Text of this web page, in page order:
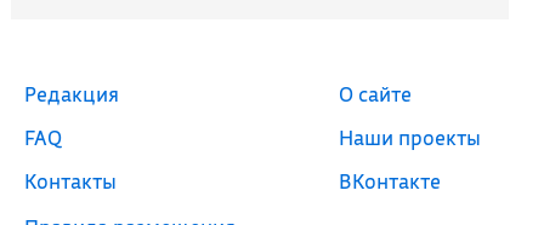
Редакция
FAQ
Контакты
О сайте
Наши проекты
ВКонтакте